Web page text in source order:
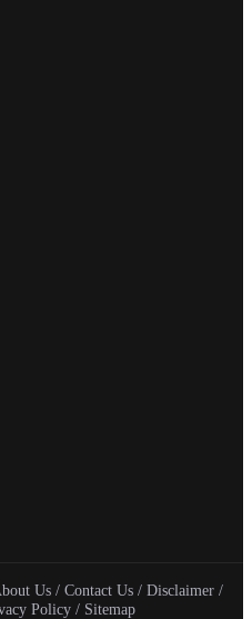
Us / Contact Us / Disclaimer /
Policy / Sitemap